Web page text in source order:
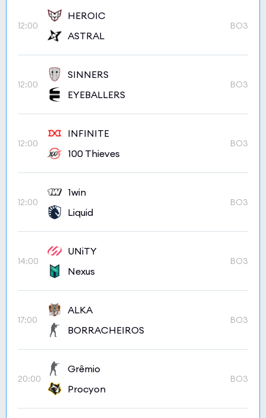
12:00
HEROIC
ASTRAL
BO3
12:00
SINNERS
EYEBALLERS
BO3
12:00
INFINITE
100 Thieves
BO3
12:00
1win
Liquid
BO3
14:00
UNiTY
Nexus
BO3
17:00
ALKA
BORRACHEIROS
BO3
20:00
Grêmio
Procyon
BO3